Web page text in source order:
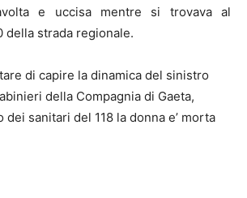
e uccisa mentre si trovava al
della strada regionale.
di capire la dinamica del sinistro
della Compagnia di Gaeta,
dei sanitari del 118 la donna e’ morta